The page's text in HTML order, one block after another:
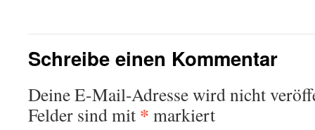
Schreibe einen Kommentar
Deine E-Mail-Adresse wird nicht
Felder sind mit * markiert